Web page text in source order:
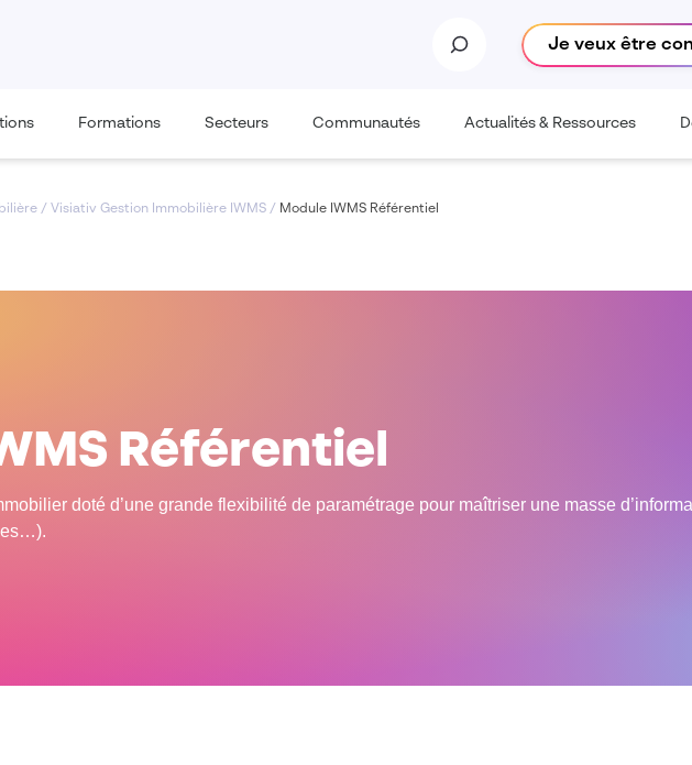
Je veux être
Formations Secteurs Communautés Actualités & Ressources
/ Visiativ Gestion Immobilière IWMS / Module IWMS Référentiel
Référentiel
doté d’une grande flexibilité de paramétrage pour maîtriser une masse